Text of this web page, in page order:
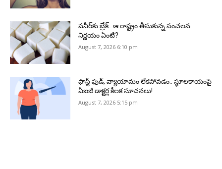
పనీర్‌కు బ్రేక్.. ఆ రాష్ట్రం తీసుకున్న సంచలన
నిర్ణయం ఏంటి?
August 7, 2026 6:10 pm
ఫాస్ట్ ఫుడ్, వ్యాయామం లేకపోవడం.. స్థూలకాయంపై
ఏఐజీ డాక్టర్ల కీలక సూచనలు!
August 7, 2026 5:15 pm